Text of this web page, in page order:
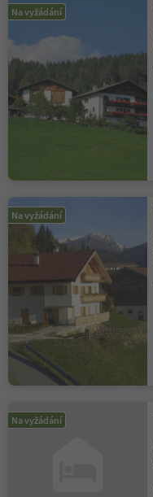
Na vyžádání
Na vyžádání
Na vyžádání